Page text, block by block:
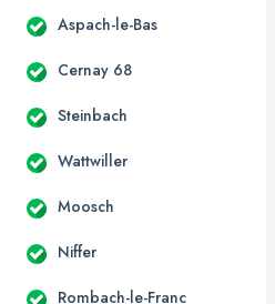
Aspach-le-Bas
Cernay 68
Steinbach
Wattwiller
Moosch
Niffer
Rombach-le-Franc